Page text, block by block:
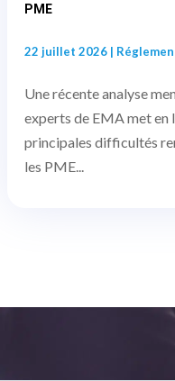
PME
22 juillet 2026|
Une récente analyse
experts de EMA met en
principales difficultés
les PME...